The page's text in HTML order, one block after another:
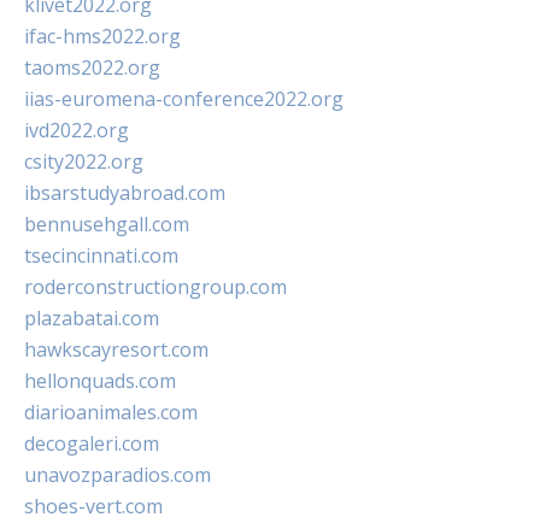
ifac-hms2022.org
taoms2022.org
iias-euromena-conference2022.org
ivd2022.org
csity2022.org
ibsarstudyabroad.com
bennusehgall.com
tsecincinnati.com
roderconstructiongroup.com
plazabatai.com
hawkscayresort.com
hellonquads.com
diarioanimales.com
decogaleri.com
unavozparadios.com
shoes-vert.com